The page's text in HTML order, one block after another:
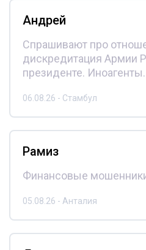
Андрей
Спрашивают про
дискредитация Армии
президенте. Иноагенты.
06.08.26 - Стамбул
Рамиз
Финансовые
05.08.26 - Анталия